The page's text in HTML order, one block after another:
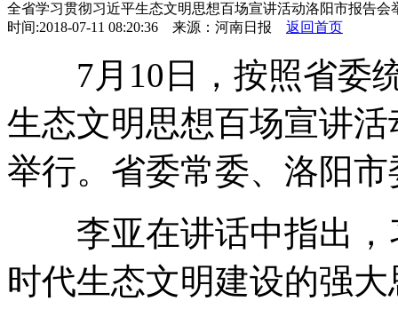
全省学习贯彻习近平生态文明思想百场宣讲活动洛阳市报告会
时间:2018-07-11 08:20:36 来源：河南日报 返回首页
7月10日，按照省委统
生态文明思想百场宣讲
举行。省委常委、洛阳
李亚在讲话中指出，
时代生态文明建设的强